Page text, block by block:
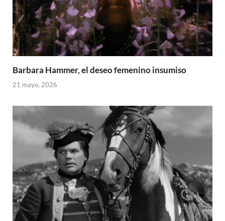
Barbara Hammer, el deseo femenino insumiso
21 mayo, 2026